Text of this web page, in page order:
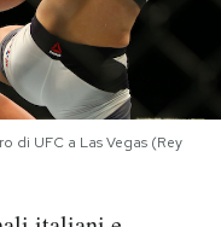
di UFC a Las Vegas (Rey